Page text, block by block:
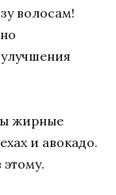
волосам!
жирные
и авокадо.
этому.